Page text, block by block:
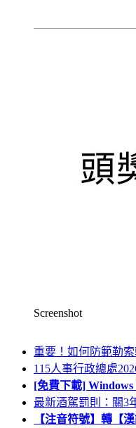
Screenshot
重要！如何防範勒
115人事行政總處
[免費下載]
最新酒駕罰則：關3
【注音符號】轉【